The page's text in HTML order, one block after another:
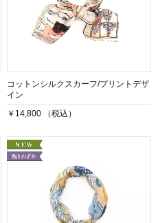
コットンシルクスカーフ/プリントデザ
イン
￥14,800 （税込）